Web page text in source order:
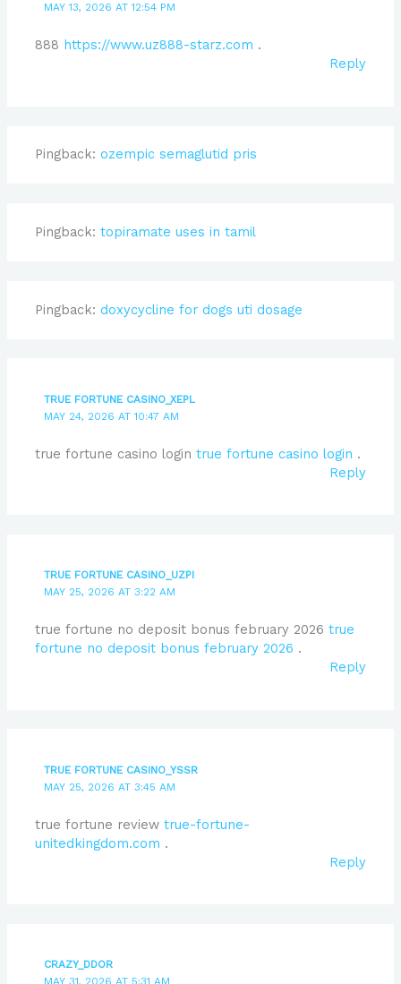
MAY 13, 2026 AT 12:54 PM
888 https://www.uz888-starz.com .
Reply
Pingback:ozempic semaglutid pris
Pingback:topiramate uses in tamil
Pingback:doxycycline for dogs uti dosage
TRUE FORTUNE CASINO_XEPL
MAY 24, 2026 AT 10:47 AM
true fortune casino logintrue fortune casino login .
Reply
TRUE FORTUNE CASINO_UZPI
MAY 25, 2026 AT 3:22 AM
true fortune no deposit bonus february 2026true
fortune no deposit bonus february 2026 .
Reply
TRUE FORTUNE CASINO_YSSR
MAY 25, 2026 AT 3:45 AM
true fortune reviewtrue-fortune-
unitedkingdom.com .
Reply
CRAZY_DDOR